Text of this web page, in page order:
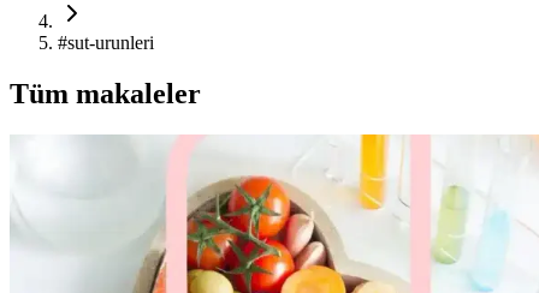
#sut-urunleri
Tüm makaleler